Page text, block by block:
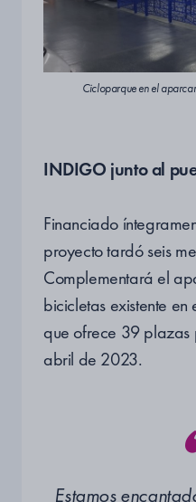
Cicloparque en el
INDIGO junto al
Financiado
proyecto tardó seis
Complementará el
bicicletas existente
que ofrece 39
abril de 2023.
Estamos